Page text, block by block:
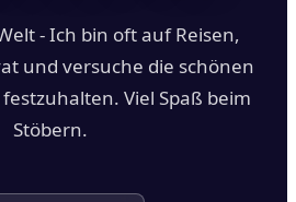
- Ich bin oft auf Reisen,
und versuche die schönen
Viel Spaß beim
Stöbern.